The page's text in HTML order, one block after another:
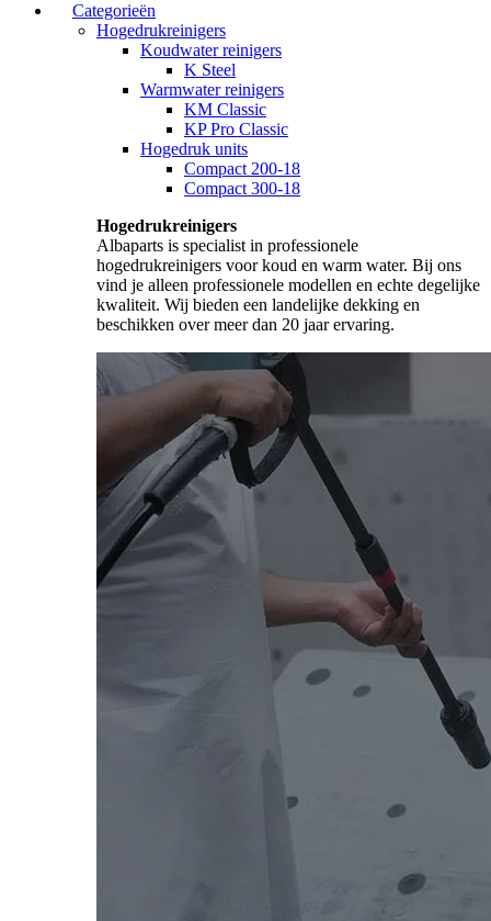
Categorieën
Hogedrukreinigers
Koudwater reinigers
K Steel
Warmwater reinigers
KM Classic
KP Pro Classic
Hogedruk units
Compact 200-18
Compact 300-18
Hogedrukreinigers
Albaparts is specialist in professionele
hogedrukreinigers voor koud en warm water. Bij ons
vind je alleen professionele modellen en echte degelijke
kwaliteit. Wij bieden een landelijke dekking en
beschikken over meer dan 20 jaar ervaring.